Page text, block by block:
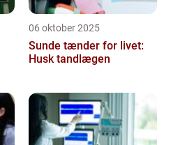
06 oktober 2025
Sunde tænder for livet:
Husk tandlægen